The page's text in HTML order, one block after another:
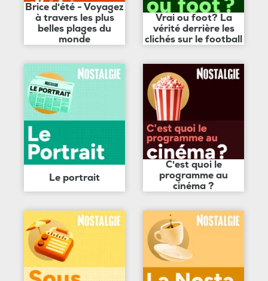
Brice d'été - Voyagez
à travers les plus
belles plages du
monde
Vrai ou foot? La
vérité derrière les
clichés sur le football
Le portrait
C'est quoi le
programme au
cinéma ?